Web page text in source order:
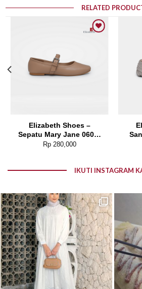
RELATED
Elizabeth Shoes –
Sepatu Mary Jane 0608-
0232
Rp280,000
IKUTI INSTAGRAM